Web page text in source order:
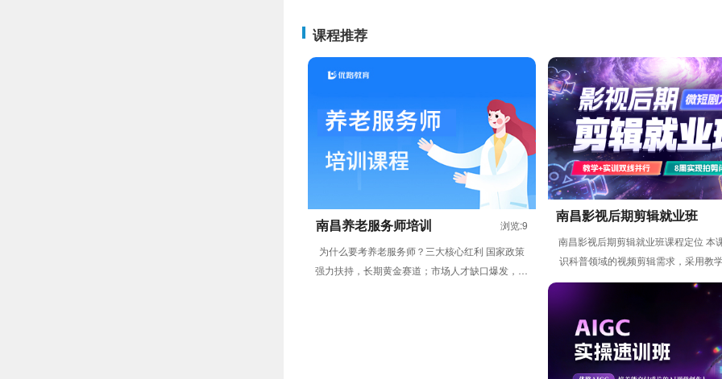
课程推荐
南昌养老服务师培训
浏览:9
为什么要考养老服务师？三大核心红利 国家政策
强力扶持，长期黄金赛道；市场人才缺口爆发，就
南昌影视后期剪辑就业班
南昌影视后期剪辑就业班课程定位 本
识科普领域的视频剪辑需求，采用教
线并行模式，通过 8 ...